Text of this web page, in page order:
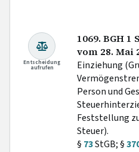
Entscheidung
aufrufen
1069. BGH 1
vom 28. Mai
Einziehung
Person und
Feststellung
Steuer).
§ 73StGB; §